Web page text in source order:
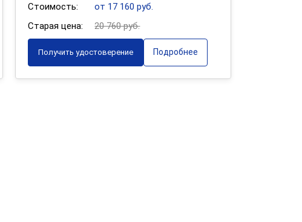
Стоимость:
от 17 160 руб.
Старая цена:
20 760 руб.
Получить удостоверение Подробнее